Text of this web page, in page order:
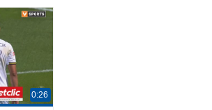
0:26